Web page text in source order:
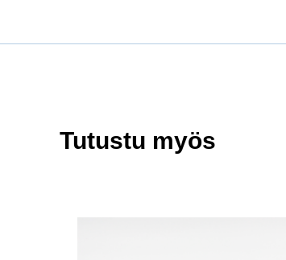
Tutustu myös